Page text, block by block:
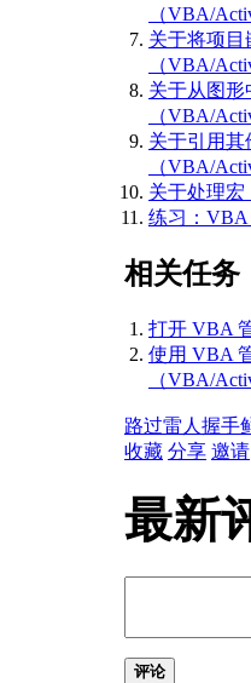
（VBA/
关于将项目
（VBA/
关于从图形
（VBA/
关于引用
（VBA/
关于处理
练习：
相关任务
打开 VBA
使用 VBA
（VBA/
路过雷人 握手
收藏 分享 邀请
最新
评论